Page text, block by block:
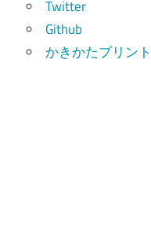
Twitter
Github
かきかたプリン